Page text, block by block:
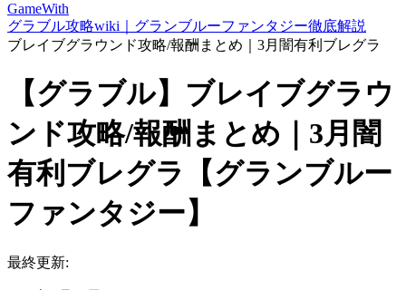
GameWith
グラブル攻略wiki｜グランブルーファンタジー徹底解説
ブレイブグラウンド攻略/報酬まとめ｜3月闇有利ブレグラ
【グラブル】ブレイブグラウ
ンド攻略/報酬まとめ｜3月闇
有利ブレグラ【グランブルー
ファンタジー】
最終更新: